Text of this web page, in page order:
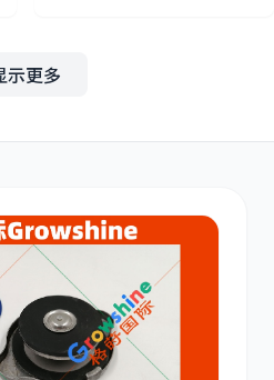
小松
康明斯
示更多